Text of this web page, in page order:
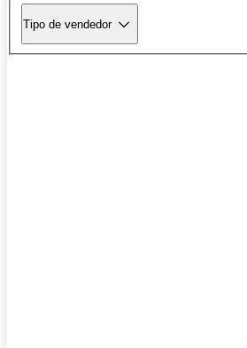
Tipo de vendedor